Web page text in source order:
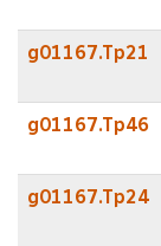
g01167.Tp21
g01167.Tp46
g01167.Tp24